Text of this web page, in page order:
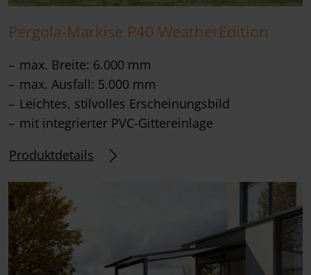
Pergola-Markise P40 WeatherEdition
max. Breite: 6.000 mm
max. Ausfall: 5.000 mm
Leichtes, stilvolles Erscheinungsbild
mit integrierter PVC-Gittereinlage
Produktdetails